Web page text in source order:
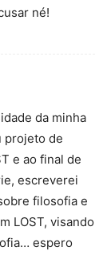
né!
da minha
projeto de
e ao final de
escreverei
filosofia e
LOST, visando
espero